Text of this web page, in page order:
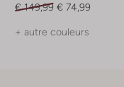
€ 149,99 € 74,99
+ autre couleurs